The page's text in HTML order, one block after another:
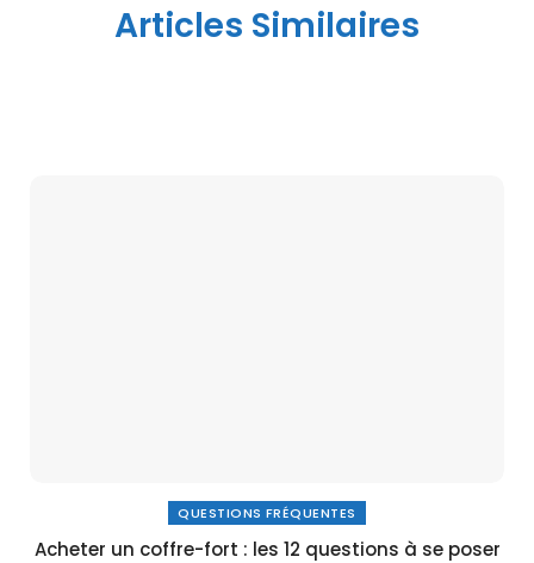
Articles Similaires
QUESTIONS FRÉQUENTES
Acheter un coffre-fort : les 12 questions à se poser